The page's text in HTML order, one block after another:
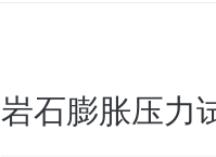
岩石膨胀压力